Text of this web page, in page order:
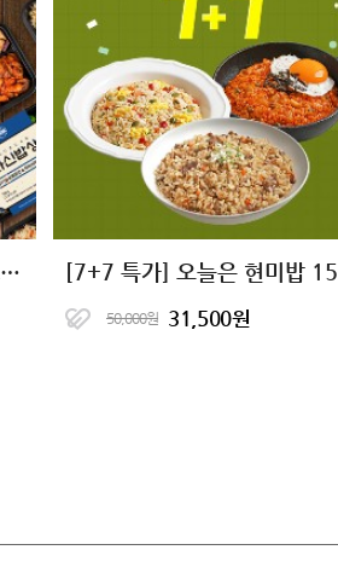
완벽한 한끼 식단 다신밥상 도시락
50,000원 31,500원